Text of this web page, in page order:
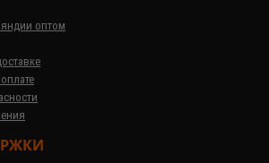
оптом